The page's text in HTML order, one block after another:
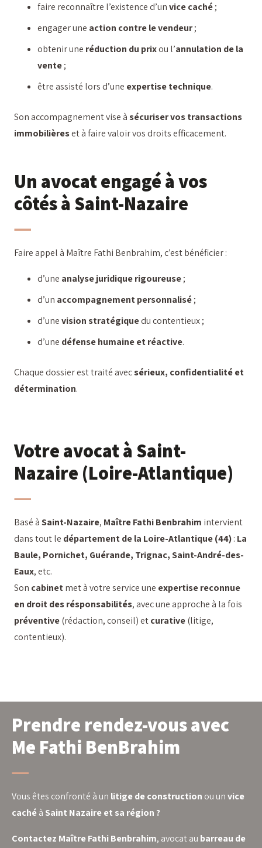
faire reconnaître l’existence d’unvice caché;
engager une action contre le vendeur;
obtenir une réduction du prixou l’annulation de la
vente;
être assisté lors d’une expertise technique.
Son accompagnement vise àsécuriser vos transactions
immobilièreset à faire valoir vos droits efficacement.
Un avocat engagé à vos
côtés à Saint-Nazaire
Faire appel à Maître Fathi Benbrahim, c’est bénéficier :
d’une analyse juridique rigoureuse;
d’un accompagnement personnalisé;
d’unevision stratégiquedu contentieux ;
d’une défense humaine et réactive.
Chaque dossier est traité avecsérieux, confidentialité et
détermination.
Votre avocat à Saint-
Nazaire (Loire-Atlantique)
Basé àSaint-Nazaire, Maître Fathi Benbrahim intervient
dans tout le département de la Loire-Atlantique (44): La
Baule, Pornichet, Guérande, Trignac, Saint-André-des-
Eaux, etc.
Son cabinetmet à votre service une expertise reconnue
en droit des résponsabilités, avec une approche à la fois
préventive(rédaction, conseil) etcurative(litige,
contentieux).
Prendre rendez-vous avec
Me Fathi BenBrahim
Vous êtes confronté à un litige de construction ou unvice
cachéà Saint Nazaire et sa région ?
Contactez Maître Fathi Benbrahim, avocat au barreau de